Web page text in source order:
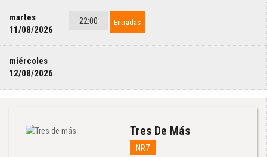
martes
11/08/2026
22:00 Entradas
miércoles
12/08/2026
Tres De Más
NR7